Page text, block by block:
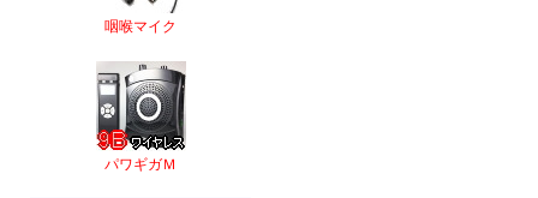
咽喉マイク
パワギガＭ